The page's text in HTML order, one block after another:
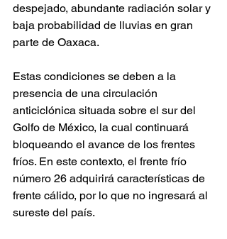
despejado, abundante radiación solar y
baja probabilidad de lluvias en gran
parte de Oaxaca.
Estas condiciones se deben a la
presencia de una circulación
anticiclónica situada sobre el sur del
Golfo de México, la cual continuará
bloqueando el avance de los frentes
fríos. En este contexto, el frente frío
número 26 adquirirá características de
frente cálido, por lo que no ingresará al
sureste del país.